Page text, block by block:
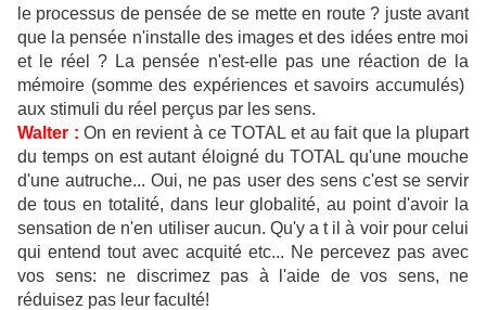
le processus de pensée de se mette en route ? juste avant
que la pensée n'installe des images et des idées entre moi
et le réel ? La pensée n'est-elle pas une réaction de la
mémoire (somme des expériences et savoirs accumulés)
aux stimuli du réel perçus par les sens.
Walter : On en revient à ce TOTAL et au fait que la plupart
du temps on est autant éloigné du TOTAL qu'une mouche
d'une autruche... Oui, ne pas user des sens c'est se servir
de tous en totalité, dans leur globalité, au point d'avoir la
sensation de n'en utiliser aucun. Qu'y a t il à voir pour celui
qui entend tout avec acquité etc... Ne percevez pas avec
vos sens: ne discrimez pas à l'aide de vos sens, ne
réduisez pas leur faculté!